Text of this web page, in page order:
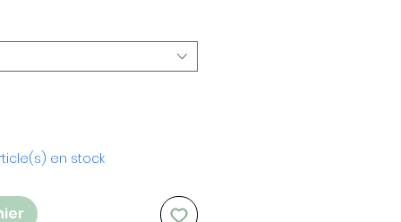
en stock